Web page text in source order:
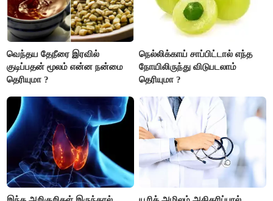
வெந்தய தேநீரை இரவில்
குடிப்பதன் மூலம் என்ன நன்மை
தெரியுமா ?
நெல்லிக்காய் சாப்பிட்டால் எந்த
நோயிலிருந்து விடுபடலாம்
தெரியுமா ?